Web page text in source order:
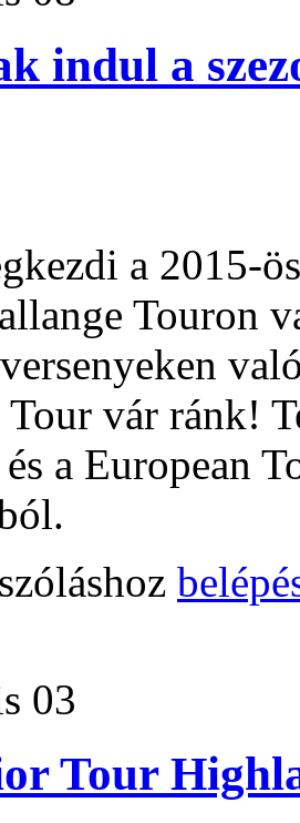
indul a
a 2015-
Touron
Tour vár ránk!
a European
03
Tour